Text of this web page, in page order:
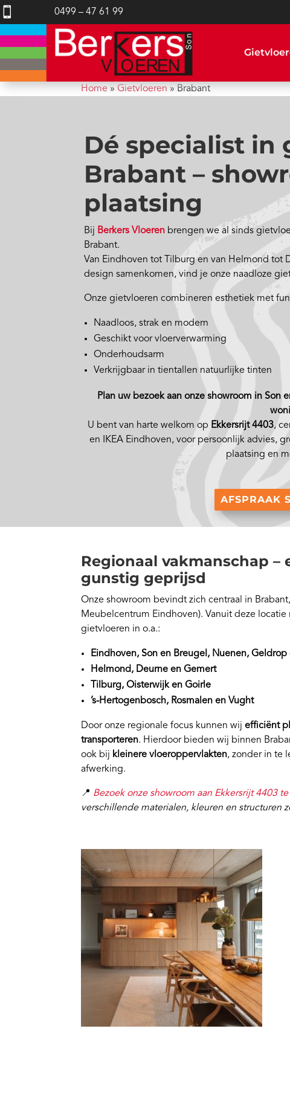
 0499 – 47 61 99
Home »Gietvloeren » Brabant
Dé specialist in
Brabant –
plaatsing
Bij Berkers Vloeren brengen we al sinds
Brabant.
Van Eindhoven tot Tilburg en van Helmond tot
design samenkomen, vind je onze naadloze
Onze gietvloeren combineren esthetiek met
Naadloos, strak en modern
Geschikt voor vloerverwarming
Onderhoudsarm
Verkrijgbaar in tientallen natuurlijke tinten
Plan uw bezoek aan onze showroom in
U bent van harte welkom op Ekkersrijt 4403,
en IKEA Eindhoven, voor persoonlijk advies,
plaatsing en
AFSPRAAK
Regionaal vakmanschap –
gunstig geprijsd
Onze showroom bevindt zich centraal in
Meubelcentrum Eindhoven). Vanuit deze
gietvloeren in o.a.:
Eindhoven, Son en Breugel, Nuenen,
Helmond, Deurne en Gemert
Tilburg, Oisterwijk en Goirle
’s-Hertogenbosch, Rosmalen en Vught
Door onze regionale focus kunnen wijefficiënt
transporteren. Hierdoor bieden wij binnen
ook bij kleinere vloeroppervlakten, zonder in te
afwerking.
📍 Bezoek onze showroom aan Ekkersrijt 4403 te
verschillende materialen, kleuren en structuren